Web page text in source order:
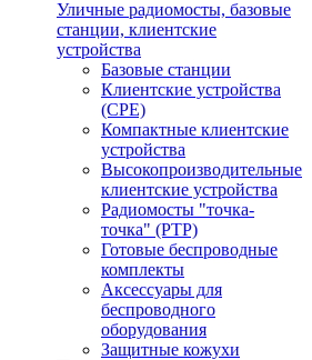
Уличные радиомосты, базовые
станции, клиентские
устройства
Базовые станции
Клиентские устройства
(CPE)
Компактные клиентские
устройства
Высокопроизводительные
клиентские устройства
Радиомосты "точка-
точка" (PTP)
Готовые беспроводные
комплекты
Аксессуары для
беспроводного
оборудования
Защитные кожухи